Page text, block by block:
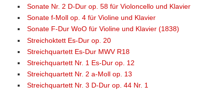
Sonate Nr. 2 D-Dur op. 58 für Violoncello und Klavier
Sonate f-Moll op. 4 für Violine und Klavier
Sonate F-Dur WoO für Violine und Klavier (1838)
Streichoktett Es-Dur op. 20
Streichquartett Es-Dur MWV R18
Streichquartett Nr. 1 Es-Dur op. 12
Streichquartett Nr. 2 a-Moll op. 13
Streichquartett Nr. 3 D-Dur op. 44 Nr. 1